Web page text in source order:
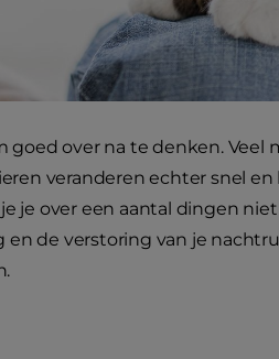
goed over na te denken.
veranderen echter snel
je over een aantal dingen
en de verstoring van je